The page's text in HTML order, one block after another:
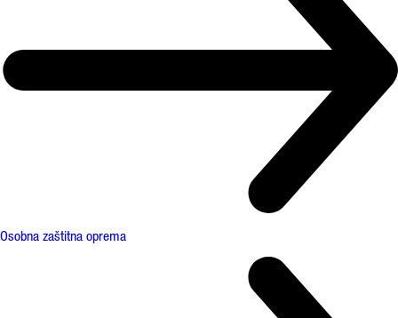
Osobna zaštitna oprema